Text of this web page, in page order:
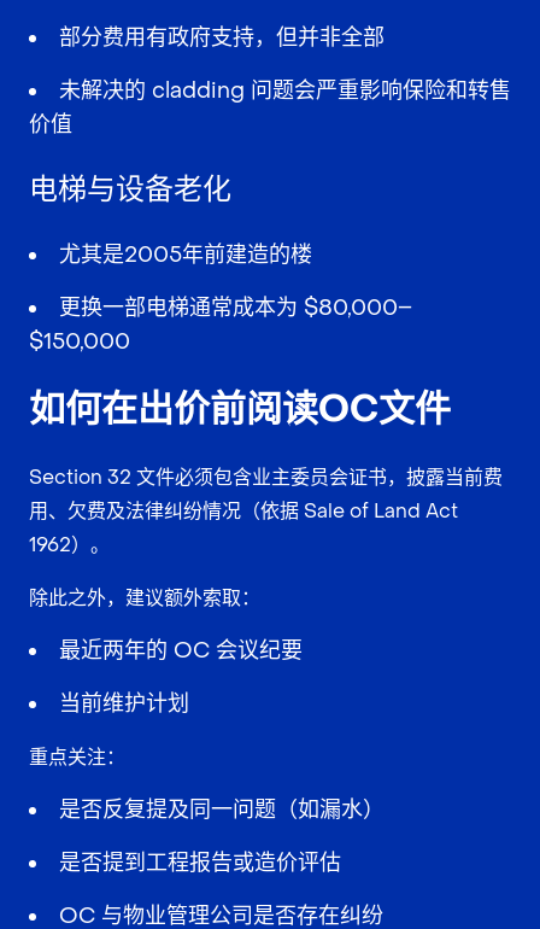
部分费用有政府支持，但并非全部
未解决的 cladding 问题会严重影响保险和转售
价值
电梯与设备老化
尤其是2005年前建造的楼
更换一部电梯通常成本为 $80,000–
$150,000
如何在出价前阅读OC文件
Section 32 文件必须包含业主委员会证书，披露当前费
用、欠费及法律纠纷情况（依据 Sale of Land Act
1962）。
除此之外，建议额外索取：
最近两年的 OC 会议纪要
当前维护计划
重点关注：
是否反复提及同一问题（如漏水）
是否提到工程报告或造价评估
OC 与物业管理公司是否存在纠纷